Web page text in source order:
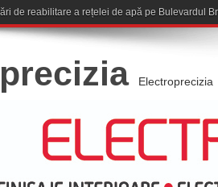
Brașov se califică
Electroprecizia